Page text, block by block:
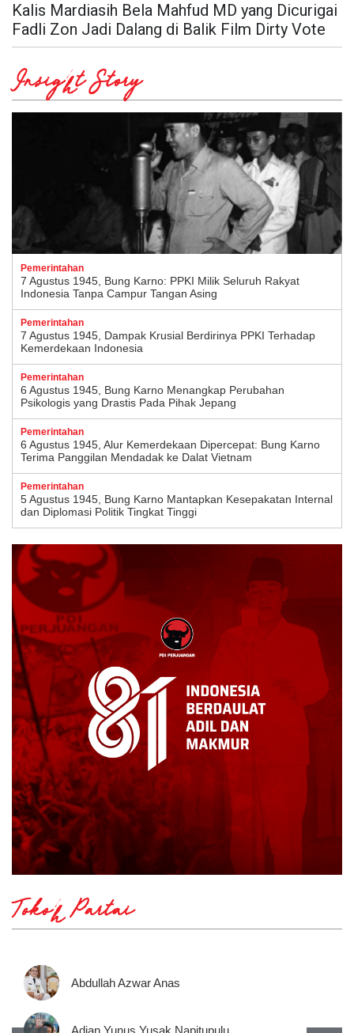
Kalis Mardiasih Bela Mahfud MD yang Dicurigai
Fadli Zon Jadi Dalang di Balik Film Dirty Vote
Insight Story
Pemerintahan
7 Agustus 1945, Bung Karno: PPKI Milik Seluruh Rakyat
Indonesia Tanpa Campur Tangan Asing
Pemerintahan
7 Agustus 1945, Dampak Krusial Berdirinya PPKI Terhadap
Kemerdekaan Indonesia
Pemerintahan
6 Agustus 1945, Bung Karno Menangkap Perubahan
Psikologis yang Drastis Pada Pihak Jepang
Pemerintahan
6 Agustus 1945, Alur Kemerdekaan Dipercepat: Bung Karno
Terima Panggilan Mendadak ke Dalat Vietnam
Pemerintahan
5 Agustus 1945, Bung Karno Mantapkan Kesepakatan Internal
dan Diplomasi Politik Tingkat Tinggi
Tokoh Partai
Abdullah Azwar Anas
Adian Yunus Yusak Napitupulu